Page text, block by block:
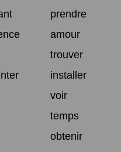
prendre
amour
trouver
installer
voir
temps
obtenir